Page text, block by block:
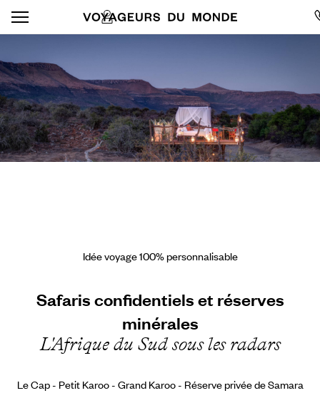
Idée voyage 100% personnalisable
Safaris confidentiels et réserves
minérales
L'Afrique du Sud sous les radars
Le Cap - Petit Karoo - Grand Karoo - Réserve privée de Samara